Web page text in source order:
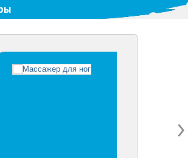
и заранее приносим извинения за возможные
фотографиях товара. Будем благодарны вам за
поможет сделать наш каталог еще точнее!